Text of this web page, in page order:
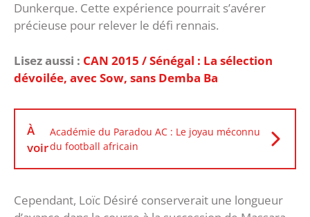
Dunkerque. Cette expérience pourrait s’avérer
précieuse pour relever le défi rennais.
Lisez aussi : CAN 2015 / Sénégal : La sélection
dévoilée, avec Sow, sans Demba Ba
À
voir
Académie du Paradou AC : Le joyau méconnu
du football africain
Cependant, Loïc Désiré conserverait une longueur